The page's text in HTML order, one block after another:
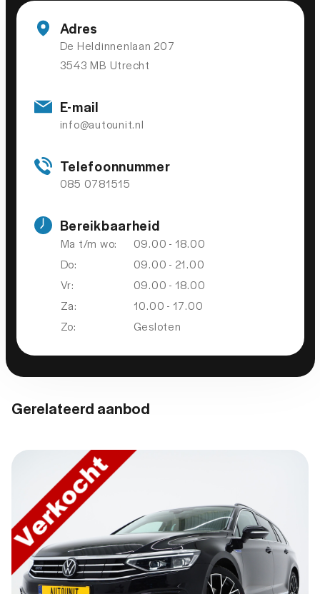
Connected services
extra getint glas achter
hoofdsteunen anti-whiplash
lendesteun(en) verstelbaar
Oplaadmogelijkheid
stuur multifunctioneel
Adres
De Heldinnenlaan 207
3543 MB Utrecht
E-mail
info@autounit.nl
Telefoonnummer
085 0781515
Bereikbaarheid
Ma t/m wo:
09.00 - 18.00
Do:
09.00 - 21.00
Vr:
09.00 - 18.00
Za:
10.00 - 17.00
Zo:
Gesloten
Gerelateerd aanbod